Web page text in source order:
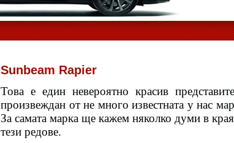
Sunbeam Rapier
Това е един невероятно красив
произвеждан от не много известната у нас
За самата марка ще кажем няколко думи в
тези редове.